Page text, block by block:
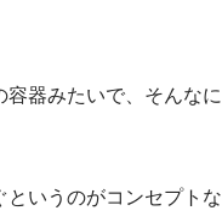
器みたいで、そんなに
いうのがコンセプトな